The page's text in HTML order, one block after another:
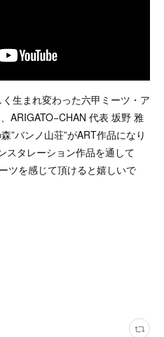
生まれ変わった六甲ミーツ・ア
ARIGATO−CHAN 代表 坂野 雅
”バンノ山荘”がART作品になり
スタレーション作品を通して
ツを感じて頂けると嬉しいで